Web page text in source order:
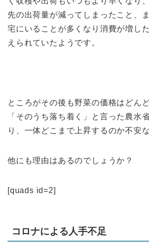
先の出荷量が減ってしまったこと、
宅にいることが多くなり消費が増し
えられていたようです。
ところがその後も野菜の価格はどん
「そのうち落ち着く」と言った農水
り、一体どこまで上昇するのか不安
他にも理由はあるのでしょうか？
[quads id=2]
コロナによる人手不足